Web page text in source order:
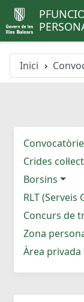
Inici
Crides
Borsins
RLT (Serveis
Concurs de
Zona
Àrea privada